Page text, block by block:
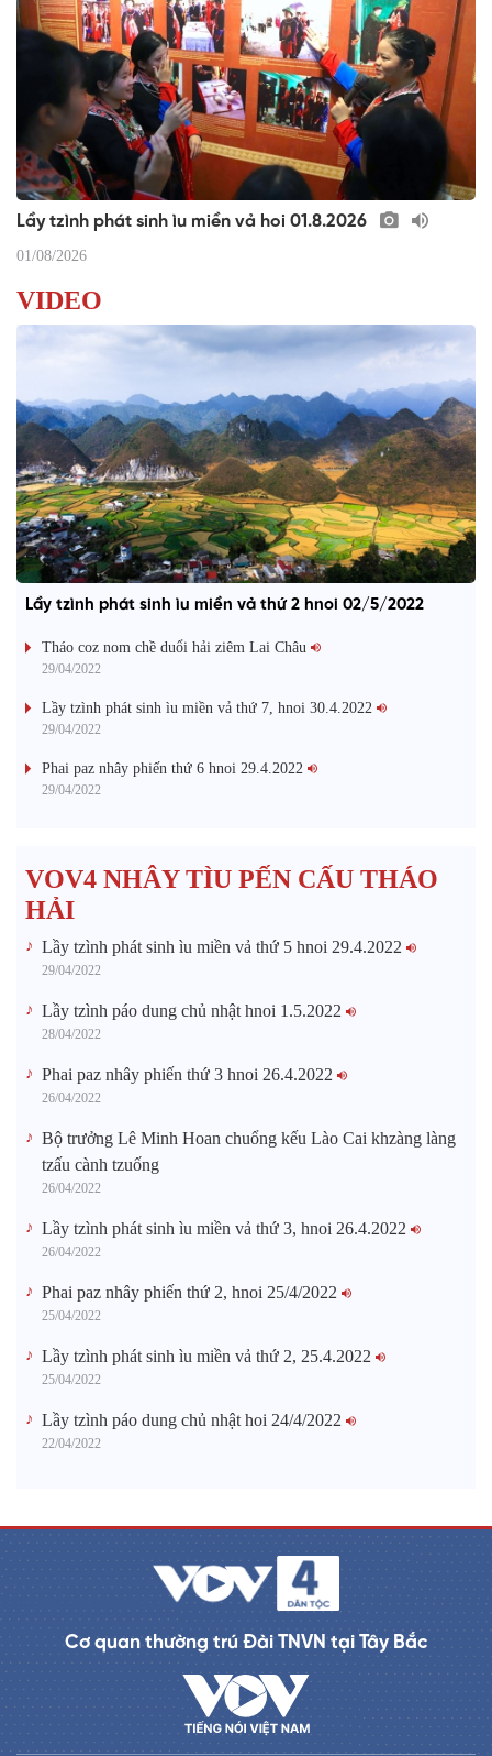
Lầy tzình phát sinh ìu miền vả hoi 01.8.2026
01/08/2026
VIDEO
Lầy tzình phát sinh ìu miền vả thứ 2 hnoi 02/5/2022
Tháo coz nom chề duổi hải ziêm Lai Châu
29/04/2022
Lầy tzình phát sinh ìu miền vả thứ 7, hnoi 30.4.2022
29/04/2022
Phai paz nhây phiến thứ 6 hnoi 29.4.2022
29/04/2022
VOV4 NHÂY TÌU PẾN CẤU THÁO
HẢI
Lầy tzình phát sinh ìu miền vả thứ 5 hnoi 29.4.2022
29/04/2022
Lầy tzình páo dung chủ nhật hnoi 1.5.2022
28/04/2022
Phai paz nhây phiến thứ 3 hnoi 26.4.2022
26/04/2022
Bộ trưởng Lê Minh Hoan chuổng kếu Lào Cai khzàng làng
tzấu cành tzuống​
26/04/2022
Lầy tzình phát sinh ìu miền vả thứ 3, hnoi 26.4.2022
26/04/2022
Phai paz nhây phiến thứ 2, hnoi 25/4/2022
25/04/2022
Lầy tzình phát sinh ìu miền vả thứ 2, 25.4.2022
25/04/2022
Lầy tzình páo dung chủ nhật hoi 24/4/2022
22/04/2022
Cơ quan thường trú Đài TNVN tại Tây Bắc